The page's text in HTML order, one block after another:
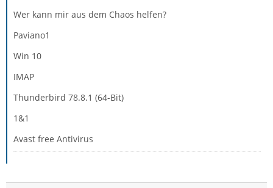
Wer kann mir aus dem Chaos helfen?
Paviano1
Win 10
IMAP
Thunderbird 78.8.1 (64-Bit)
1&1
Avast free Antivirus